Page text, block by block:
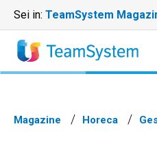
Sei in: TeamSystem
Magazine Horeca